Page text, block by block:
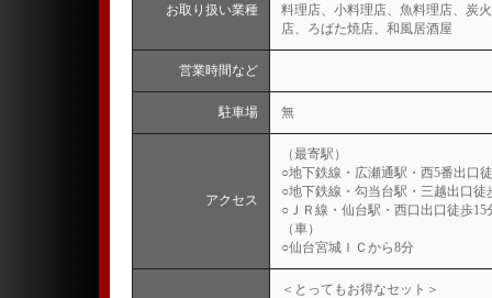
お取り扱い業種
料理店、小料理店、魚料理店、炭
店、ろばた焼店、和風居酒屋
営業時間など
駐車場 無
アクセス
（最寄駅）
○地下鉄線・広瀬通駅・西5番出口
○地下鉄線・勾当台駅・三越出口徒
○ＪＲ線・仙台駅・西口出口徒歩15
（車）
○仙台宮城ＩＣから8分
＜とってもお得なセット＞